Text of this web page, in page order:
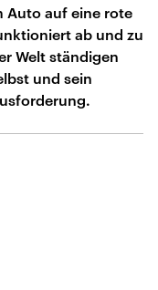
Auto auf eine rote
ab und zu
Welt ständigen
und sein